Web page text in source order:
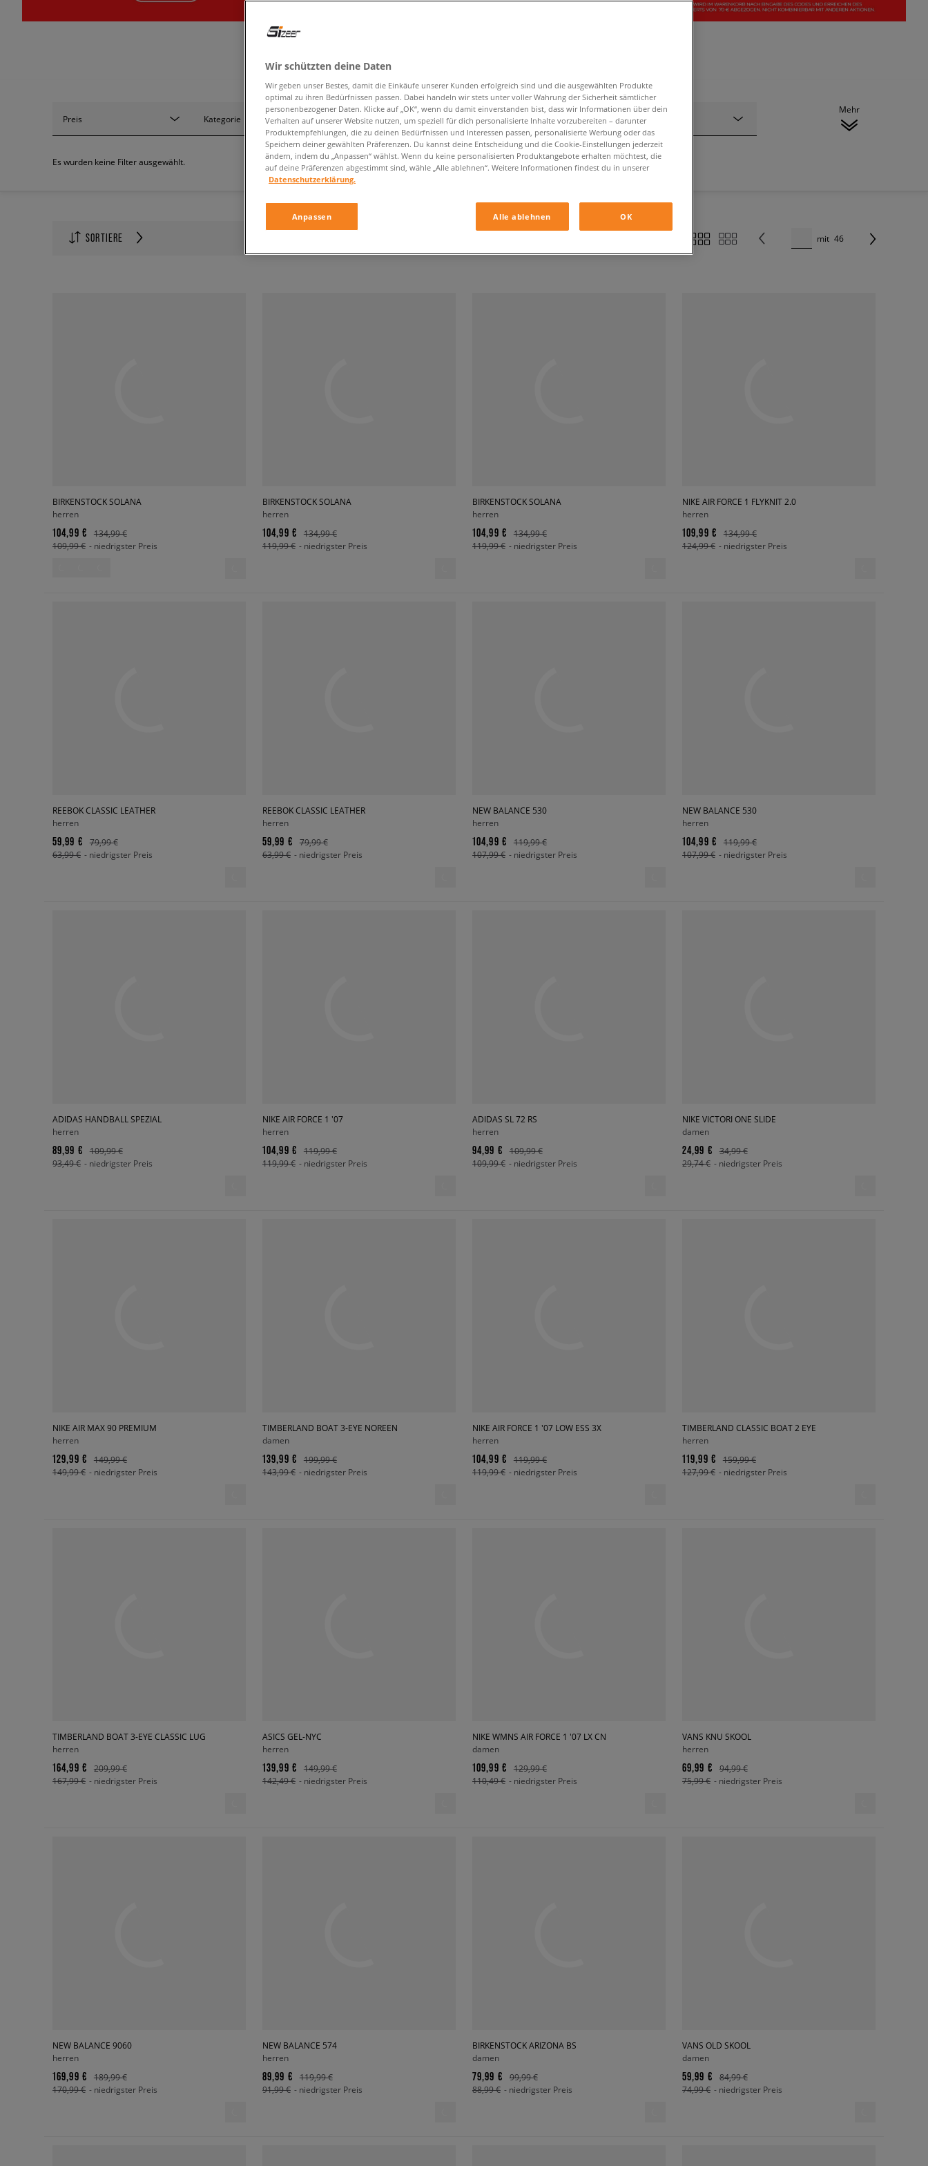
SORTIERE
Anzahl auf der Seite
mit 46
Preis Kategorie Unterkategorie Geschlecht Marke
Mehr
Es wurden keine Filter ausgewählt.
BIRKENSTOCK SOLANA
herren
104,99 €
134,99 €
109,99 € - niedrigster Preis
BIRKENSTOCK SOLANA
herren
104,99 €
134,99 €
119,99 € - niedrigster Preis
BIRKENSTOCK SOLANA
herren
104,99 €
134,99 €
119,99 € - niedrigster Preis
NIKE AIR FORCE 1 FLYKNIT 2.0
herren
109,99 €
134,99 €
124,99 € - niedrigster Preis
REEBOK CLASSIC LEATHER
herren
59,99 €
79,99 €
63,99 € - niedrigster Preis
REEBOK CLASSIC LEATHER
herren
59,99 €
79,99 €
63,99 € - niedrigster Preis
NEW BALANCE 530
herren
104,99 €
119,99 €
107,99 € - niedrigster Preis
NEW BALANCE 530
herren
104,99 €
119,99 €
107,99 € - niedrigster Preis
ADIDAS HANDBALL SPEZIAL
herren
89,99 €
109,99 €
93,49 € - niedrigster Preis
NIKE AIR FORCE 1 '07
herren
104,99 €
119,99 €
119,99 € - niedrigster Preis
ADIDAS SL 72 RS
herren
94,99 €
109,99 €
109,99 € - niedrigster Preis
NIKE VICTORI ONE SLIDE
damen
24,99 €
34,99 €
29,74 € - niedrigster Preis
NIKE AIR MAX 90 PREMIUM
herren
129,99 €
149,99 €
149,99 € - niedrigster Preis
TIMBERLAND BOAT 3-EYE NOREEN
damen
139,99 €
199,99 €
143,99 € - niedrigster Preis
NIKE AIR FORCE 1 '07 LOW ESS 3X
herren
104,99 €
119,99 €
119,99 € - niedrigster Preis
TIMBERLAND CLASSIC BOAT 2 EYE
herren
119,99 €
159,99 €
127,99 € - niedrigster Preis
TIMBERLAND BOAT 3-EYE CLASSIC LUG
herren
164,99 €
209,99 €
167,99 € - niedrigster Preis
ASICS GEL-NYC
herren
139,99 €
149,99 €
142,49 € - niedrigster Preis
NIKE WMNS AIR FORCE 1 '07 LX CN
damen
109,99 €
129,99 €
110,49 € - niedrigster Preis
VANS KNU SKOOL
herren
69,99 €
94,99 €
75,99 € - niedrigster Preis
NEW BALANCE 9060
herren
169,99 €
189,99 €
170,99 € - niedrigster Preis
NEW BALANCE 574
herren
89,99 €
119,99 €
91,99 € - niedrigster Preis
BIRKENSTOCK ARIZONA BS
damen
79,99 €
99,99 €
88,99 € - niedrigster Preis
VANS OLD SKOOL
damen
59,99 €
84,99 €
74,99 € - niedrigster Preis
Wir schützten deine Daten
Wir geben unser Bestes, damit die Einkäufe unserer Kunden erfolgreich sind und die ausgewählten Produkte
optimal zu ihren Bedürfnissen passen. Dabei handeln wir stets unter voller Wahrung der Sicherheit sämtlicher
personenbezogener Daten. Klicke auf „OK“, wenn du damit einverstanden bist, dass wir Informationen über dein
Verhalten auf unserer Website nutzen, um speziell für dich personalisierte Inhalte vorzubereiten – darunter
Produktempfehlungen, die zu deinen Bedürfnissen und Interessen passen, personalisierte Werbung oder das
Speichern deiner gewählten Präferenzen. Du kannst deine Entscheidung und die Cookie-Einstellungen jederzeit
ändern, indem du „Anpassen“ wählst. Wenn du keine personalisierten Produktangebote erhalten möchtest, die
auf deine Präferenzen abgestimmt sind, wähle „Alle ablehnen“. Weitere Informationen findest du in unserer
Datenschutzerklärung.
Anpassen Alle ablehnen OK